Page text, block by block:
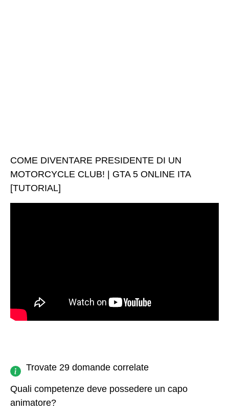
COME DIVENTARE PRESIDENTE DI UN
MOTORCYCLE CLUB! | GTA 5 ONLINE ITA
[TUTORIAL]
Trovate 29 domande correlate
Quali competenze deve possedere un capo
animatore?